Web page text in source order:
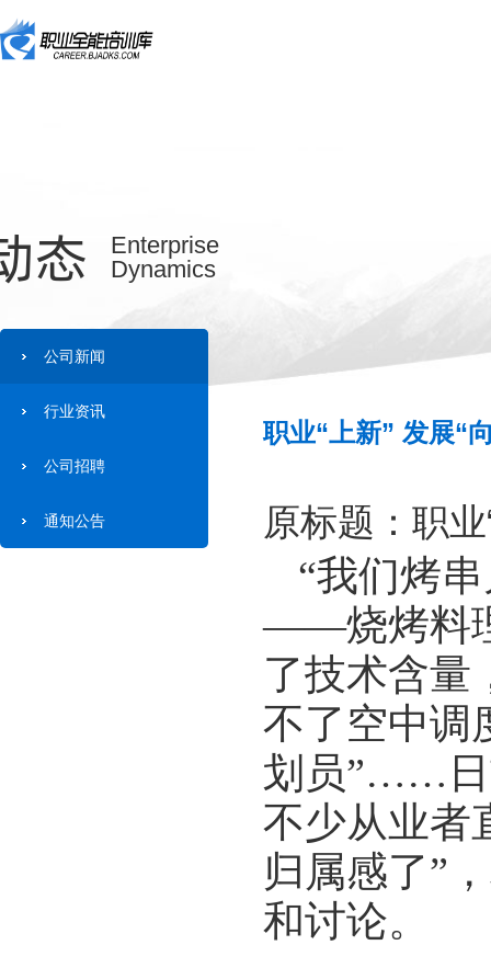
态
Enterprise
Dynamics
公司新闻
行业资讯
公司招聘
通知公告
职业“上新” 发展“
原标题：职业
“我们烤
——烧烤料
了技术含量
不了空中调
划员”……日
不少从业者
归属感了”
和讨论。